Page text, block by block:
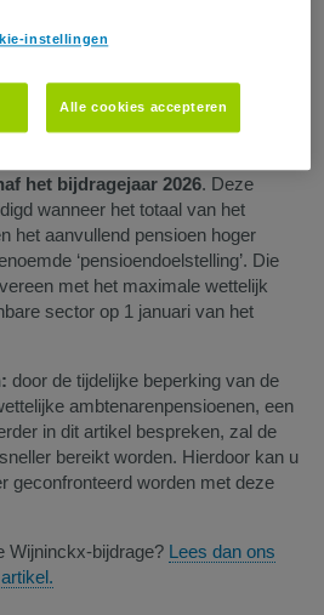
bijdrage
zekerheidsbijdrage op de zeer
het bijdragejaar 2026. Deze
wanneer het totaal van het
het aanvullend pensioen hoger
‘pensioendoelstelling’. Die
met het maximale wettelijk
sector op 1 januari van het
door de tijdelijke beperking van de
ambtenarenpensioenen, een
in dit artikel bespreken, zal de
bereikt worden. Hierdoor kan u
geconfronteerd worden met deze
Wijninckx-bijdrage? Lees dan ons
instellingen
Alle cookies accepteren